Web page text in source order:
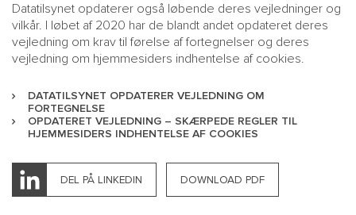
Datatilsynet opdaterer også løbende deres vejledninger og
vilkår. I løbet af 2020 har de blandt andet opdateret deres
vejledning om krav til førelse af fortegnelser og deres
vejledning om hjemmesiders indhentelse af cookies.
DATATILSYNET OPDATERER VEJLEDNING OM
FORTEGNELSE
OPDATERET VEJLEDNING – SKÆRPEDE REGLER TIL
HJEMMESIDERS INDHENTELSE AF COOKIES
DEL PÅ LINKEDIN DOWNLOAD PDF